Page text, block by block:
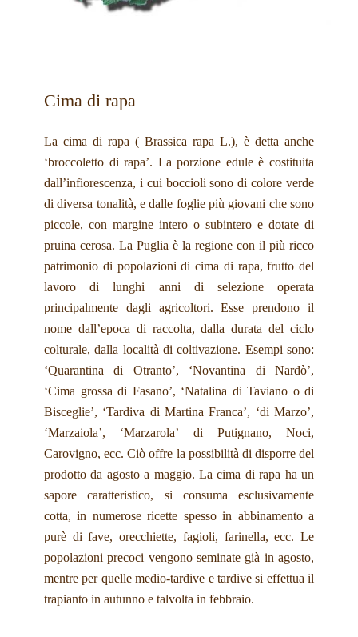
Cima di rapa
La cima di rapa ( Brassica rapa L.), è detta anche
‘broccoletto di rapa’. La porzione edule è costituita
dall’infiorescenza, i cui boccioli sono di colore verde
di diversa tonalità, e dalle foglie più giovani che sono
piccole, con margine intero o subintero e dotate di
pruina cerosa. La Puglia è la regione con il più ricco
patrimonio di popolazioni di cima di rapa, frutto del
lavoro di lunghi anni di selezione operata
principalmente dagli agricoltori. Esse prendono il
nome dall’epoca di raccolta, dalla durata del ciclo
colturale, dalla località di coltivazione. Esempi sono:
‘Quarantina di Otranto’, ‘Novantina di Nardò’,
‘Cima grossa di Fasano’, ‘Natalina di Taviano o di
Bisceglie’, ‘Tardiva di Martina Franca’, ‘di Marzo’,
‘Marzaiola’, ‘Marzarola’ di Putignano, Noci,
Carovigno, ecc. Ciò offre la possibilità di disporre del
prodotto da agosto a maggio. La cima di rapa ha un
sapore caratteristico, si consuma esclusivamente
cotta, in numerose ricette spesso in abbinamento a
purè di fave, orecchiette, fagioli, farinella, ecc. Le
popolazioni precoci vengono seminate già in agosto,
mentre per quelle medio-tardive e tardive si effettua il
trapianto in autunno e talvolta in febbraio.